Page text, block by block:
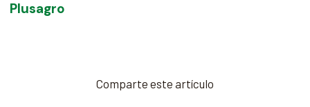
Plusagro
Comparte este artículo